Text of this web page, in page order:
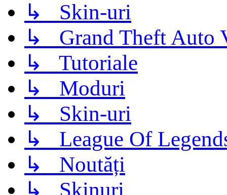
↳ Skin-uri
↳ Grand Theft Auto
↳ Tutoriale
↳ Moduri
↳ Skin-uri
↳ League Of
↳ Noutăți
↳ Skinuri